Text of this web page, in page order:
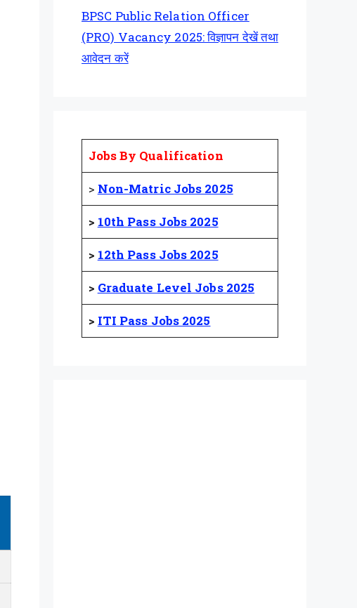
BPSC Public Relation Officer
(PRO) Vacancy 2025: विज्ञापन देखें तथा
आवेदन करें
Jobs By Qualification
> Non-Matric Jobs 2025
> 10th Pass Jobs 2025
> 12th Pass Jobs 2025
> Graduate Level Jobs 2025
> ITI Pass Jobs 2025